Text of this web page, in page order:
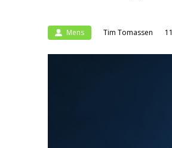
Mens Tim Tomassen